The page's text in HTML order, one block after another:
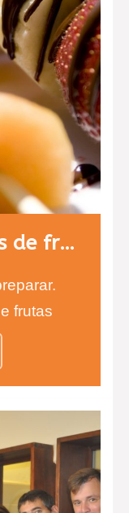
Taller de brochetas de fruta con chocolate
frutas
y
estarán
con
a
y texturas